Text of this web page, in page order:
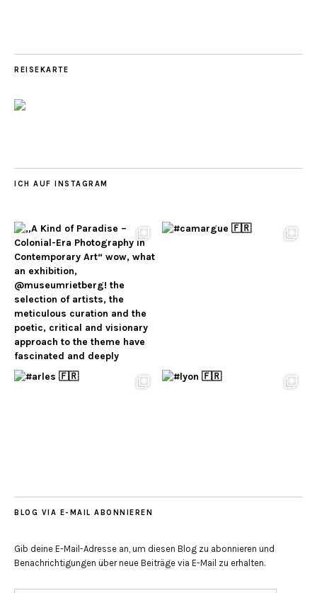
REISEKARTE
ICH AUF INSTAGRAM
BLOG VIA E-MAIL ABONNIEREN
Gib deine E-Mail-Adresse an, um diesen Blog zu abonnieren und
Benachrichtigungen über neue Beiträge via E-Mail zu erhalten.